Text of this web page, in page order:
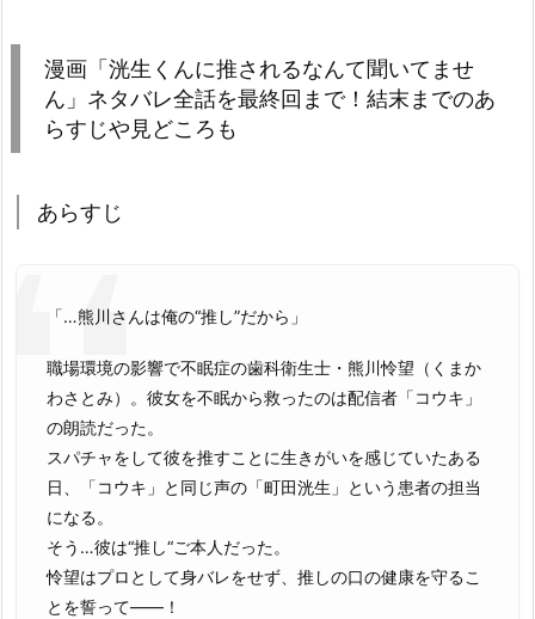
漫画「洸生くんに推されるなんて聞いてませ
ん」ネタバレ全話を最終回まで！結末までのあ
らすじや見どころも
あらすじ
「…熊川さんは俺の“推し”だから」
職場環境の影響で不眠症の歯科衛生士・熊川怜望（くまか
わさとみ）。彼女を不眠から救ったのは配信者「コウキ」
の朗読だった。
スパチャをして彼を推すことに生きがいを感じていたある
日、「コウキ」と同じ声の「町田洸生」という患者の担当
になる。
そう…彼は“推し“ご本人だった。
怜望はプロとして身バレをせず、推しの口の健康を守るこ
とを誓って――！